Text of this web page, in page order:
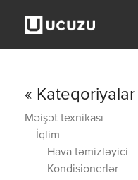
« Kateqoriyalar
Məişət texnikası
İqlim
Hava təmizləyici
Kondisionerlər